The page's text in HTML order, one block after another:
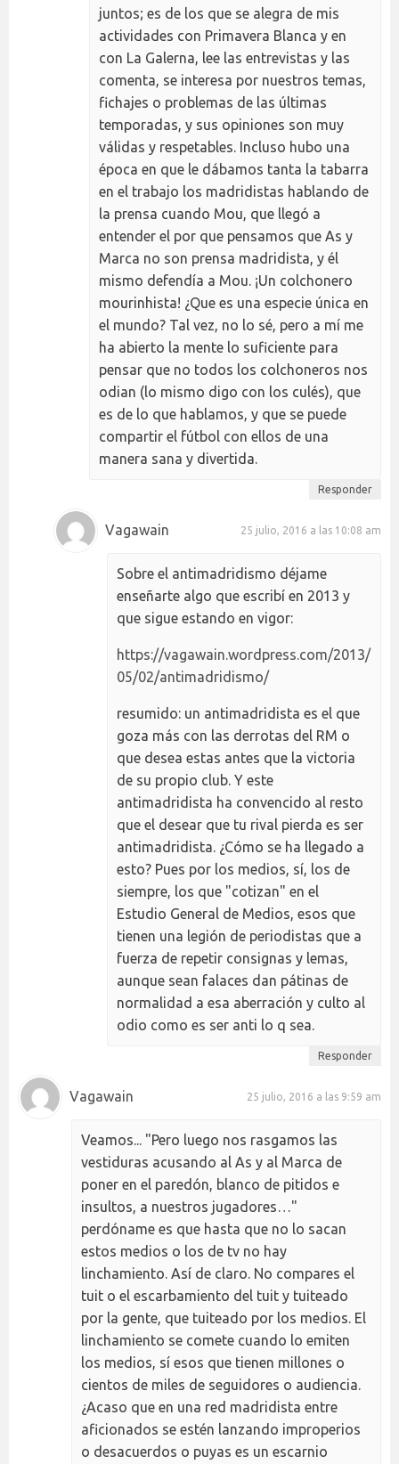
juntos; es de los que se alegra de mis
actividades con Primavera Blanca y en
con La Galerna, lee las entrevistas y las
comenta, se interesa por nuestros temas,
fichajes o problemas de las últimas
temporadas, y sus opiniones son muy
válidas y respetables. Incluso hubo una
época en que le dábamos tanta la tabarra
en el trabajo los madridistas hablando de
la prensa cuando Mou, que llegó a
entender el por que pensamos que As y
Marca no son prensa madridista, y él
mismo defendía a Mou. ¡Un colchonero
mourinhista! ¿Que es una especie única en
el mundo? Tal vez, no lo sé, pero a mí me
ha abierto la mente lo suficiente para
pensar que no todos los colchoneros nos
odian (lo mismo digo con los culés), que
es de lo que hablamos, y que se puede
compartir el fútbol con ellos de una
manera sana y divertida.
Responder
Vagawain 25 julio, 2016 a las 10:08 am
Sobre el antimadridismo déjame
enseñarte algo que escribí en 2013 y
que sigue estando en vigor:
https://vagawain.wordpress.com/2013/
05/02/antimadridismo/
resumido: un antimadridista es el que
goza más con las derrotas del RM o
que desea estas antes que la victoria
de su propio club. Y este
antimadridista ha convencido al resto
que el desear que tu rival pierda es ser
antimadridista. ¿Cómo se ha llegado a
esto? Pues por los medios, sí, los de
siempre, los que "cotizan" en el
Estudio General de Medios, esos que
tienen una legión de periodistas que a
fuerza de repetir consignas y lemas,
aunque sean falaces dan pátinas de
normalidad a esa aberración y culto al
odio como es ser anti lo q sea.
Responder
Vagawain 25 julio, 2016 a las 9:59 am
Veamos... "Pero luego nos rasgamos las
vestiduras acusando al As y al Marca de
poner en el paredón, blanco de pitidos e
insultos, a nuestros jugadores…"
perdóname es que hasta que no lo sacan
estos medios o los de tv no hay
linchamiento. Así de claro. No compares el
tuit o el escarbamiento del tuit y tuiteado
por la gente, que tuiteado por los medios. El
linchamiento se comete cuando lo emiten
los medios, sí esos que tienen millones o
cientos de miles de seguidores o audiencia.
¿Acaso que en una red madridista entre
aficionados se estén lanzando improperios
o desacuerdos o puyas es un escarnio